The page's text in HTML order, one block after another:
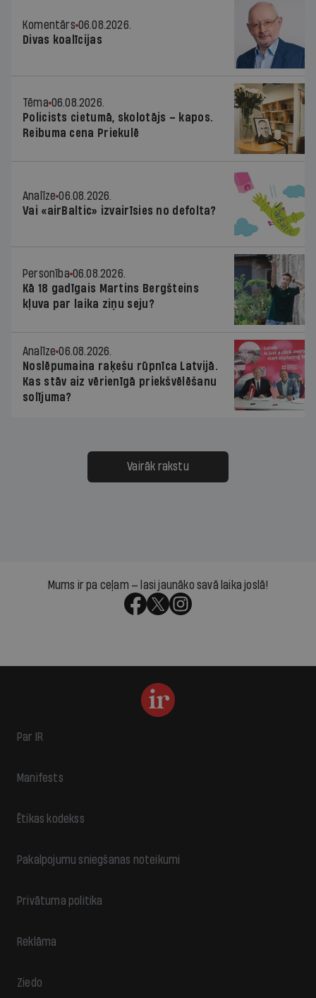
Komentārs 06.08.2026.
Divas koalīcijas
Tēma 06.08.2026.
Policists cietumā, skolotājs – kapos.
Reibuma cena Priekulē
Analīze 06.08.2026.
Vai «airBaltic» izvairīsies no defolta?
Personība 06.08.2026.
Kā 18 gadīgais Martins Bergšteins
kļuva par laika ziņu seju?
Analīze 06.08.2026.
Noslēpumaina raķešu rūpnīca Latvijā.
Kas stāv aiz vērienīgā priekšvēlēšanu
solījuma?
Vairāk rakstu
Mums ir pa ceļam — lasi jaunāko savā laika joslā!
Par IR
Manifests
Ētikas kodekss
Pakalpojumu sniegšanas noteikumi
Privātuma politika
Reklāma
Ziedo